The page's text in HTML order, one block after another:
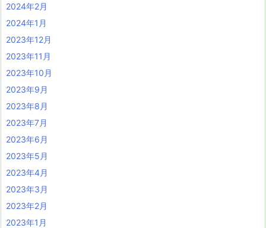
2024年2月
2024年1月
2023年12月
2023年11月
2023年10月
2023年9月
2023年8月
2023年7月
2023年6月
2023年5月
2023年4月
2023年3月
2023年2月
2023年1月